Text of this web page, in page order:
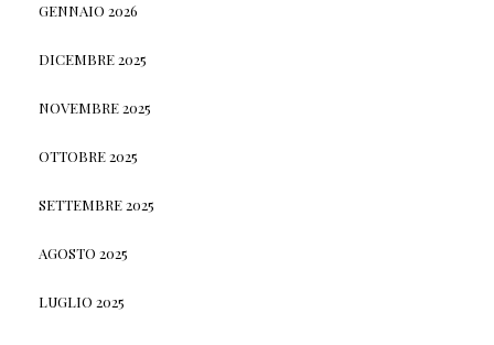
GENNAIO 2026
DICEMBRE 2025
NOVEMBRE 2025
OTTOBRE 2025
SETTEMBRE 2025
AGOSTO 2025
LUGLIO 2025